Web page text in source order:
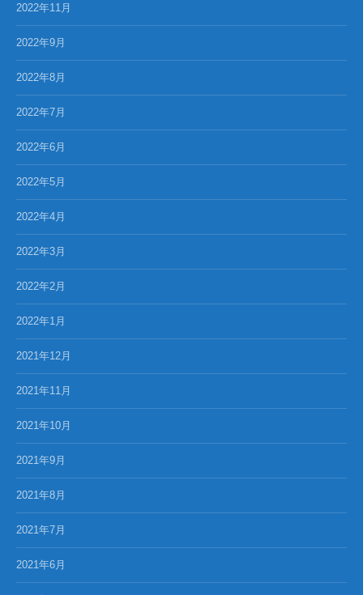
2022年11月
2022年9月
2022年8月
2022年7月
2022年6月
2022年5月
2022年4月
2022年3月
2022年2月
2022年1月
2021年12月
2021年11月
2021年10月
2021年9月
2021年8月
2021年7月
2021年6月